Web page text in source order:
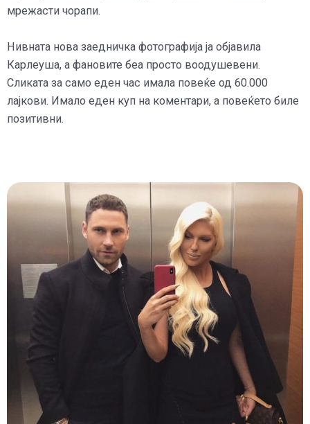
мрежасти чорапи.
Нивната нова заедничка фотографија ја објавила
Карлеуша, а фановите беа просто воодушевени.
Сликата за само еден час имала повеќе од 60.000
лајкови. Имало еден куп на коментари, а повеќето биле
позитивни.